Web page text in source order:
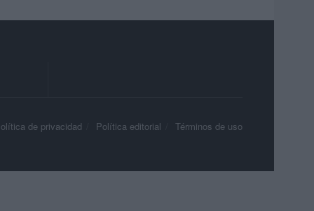
de privacidad Política editorial Términos de uso